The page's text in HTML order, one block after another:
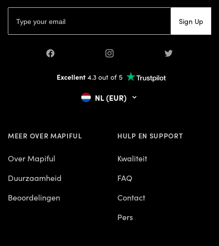
Sign Up
Facebook Instagram Twitter
Excellent4.3 out of 5
NL (EUR)
MEER OVER MAPIFUL
Over Mapiful
Duurzaamheid
Beoordelingen
HULP EN SUPPORT
Kwaliteit
FAQ
Contact
Pers